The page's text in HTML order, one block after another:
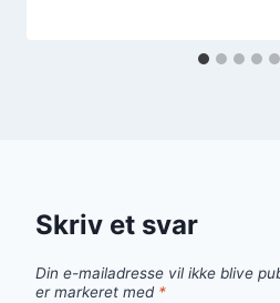
Skriv et svar
Din e-mailadresse vil ikke blive
er markeret med *